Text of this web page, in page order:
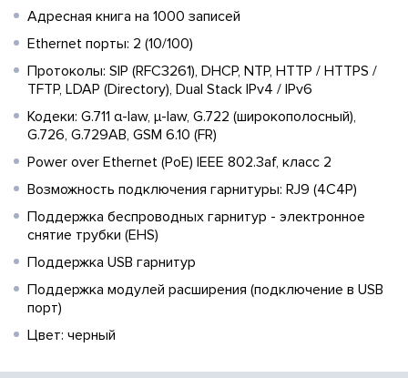
Адресная книга на 1000 записей
Ethernet порты: 2 (10/100)
Протоколы: SIP (RFC3261), DHCP, NTP, HTTP / HTTPS /
TFTP, LDAP (Directory), Dual Stack IPv4 / IPv6
Кодеки: G.711 α-law, μ-law, G.722 (широкополосный),
G.726, G.729AB, GSM 6.10 (FR)
Power over Ethernet (PoE) IEEE 802.3af, класс 2
Возможность подключения гарнитуры: RJ9 (4C4P)
Поддержка беспроводных гарнитур - электронное
снятие трубки (EHS)
Поддержка USB гарнитур
Поддержка модулей расширения (подключение в USB
порт)
Цвет: черный